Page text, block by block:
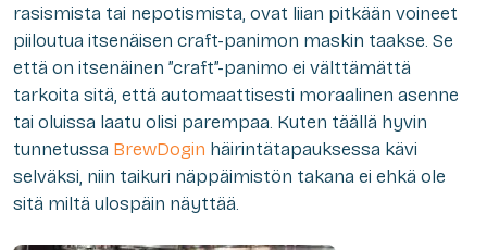
rasismista tai nepotismista, ovat liian pitkään voineet
piiloutua itsenäisen craft-panimon maskin taakse. Se
että on itsenäinen ”craft”-panimo ei välttämättä
tarkoita sitä, että automaattisesti moraalinen asenne
tai oluissa laatu olisi parempaa. Kuten täällä hyvin
tunnetussa BrewDogin häirintätapauksessa kävi
selväksi, niin taikuri näppäimistön takana ei ehkä ole
sitä miltä ulospäin näyttää.